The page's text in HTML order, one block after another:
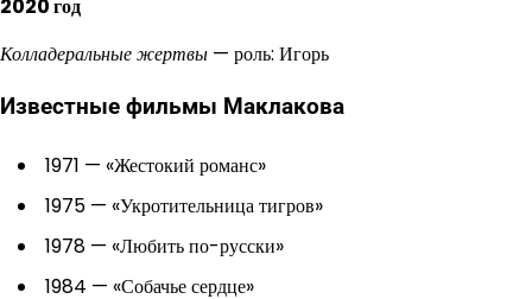
2020 год
Колладеральные жертвы — роль: Игорь
Известные фильмы Маклакова
1971 — «Жестокий романс»
1975 — «Укротительница тигров»
1978 — «Любить по-русски»
1984 — «Собачье сердце»